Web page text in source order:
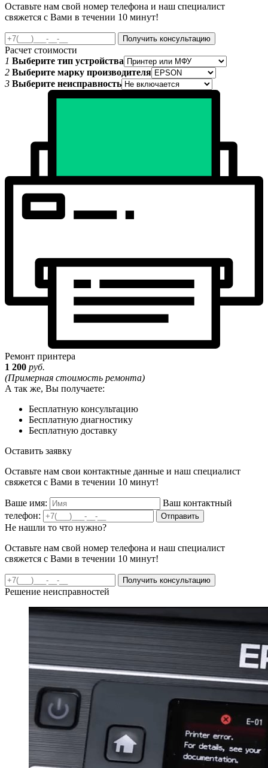
Оставьте нам свой номер телефона и наш специалист
свяжется с Вами в течении 10 минут!
Получить консультацию
Расчет стоимости
1 Выберите тип устройства
2 Выберите марку производителя
3 Выберите неисправность
Ремонт принтера
1 200 руб.
(Примерная стоимость ремонта)
А так же, Вы получаете:
Бесплатную консультацию
Бесплатную диагностику
Бесплатную доставку
Оставить заявку
Оставьте нам свои контактные данные и наш специалист
свяжется с Вами в течении 10 минут!
Ваше имя:
Ваш контактный
телефон:
Отправить
Не нашли то что нужно?
Оставьте нам свой номер телефона и наш специалист
свяжется с Вами в течении 10 минут!
Получить консультацию
Решение неисправностей